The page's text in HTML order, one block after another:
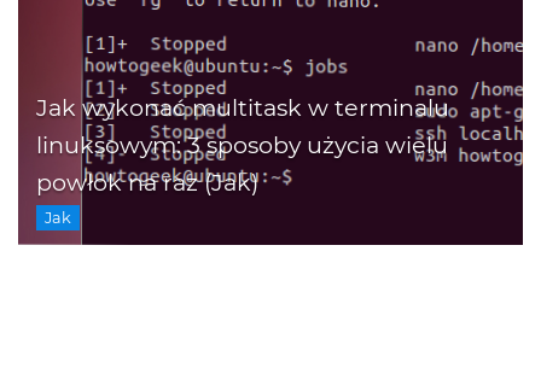
Jak wykonać multitask w terminalu
linuksowym: 3 sposoby użycia wielu
powłok na raz (Jak)
Jak